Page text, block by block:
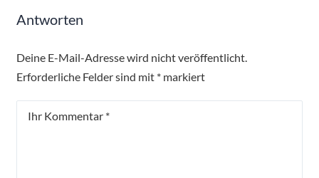
Antworten
Deine E-Mail-Adresse wird nicht veröffentlicht.
Erforderliche Felder sind mit * markiert